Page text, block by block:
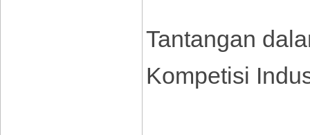
Tantangan
Kompetisi